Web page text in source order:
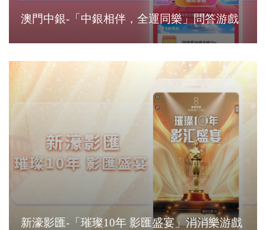
澳門中銀-「中銀相伴，全運同樂」問答游戲
新濠影匯-「璀璨10年 影匯盛宴」消消樂游戲